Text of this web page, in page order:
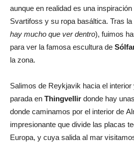
aunque en realidad es una
Svartifoss y su ropa basáltica. Tras
hay mucho que ver dentro), fuimos
para ver la famosa escultura de
la zona.
Salimos de Reykjavik hacia el
parada en Thingvellir donde hay
donde caminamos por el interior de
impresionante que divide las placas
Europa, y cuya salida al mar